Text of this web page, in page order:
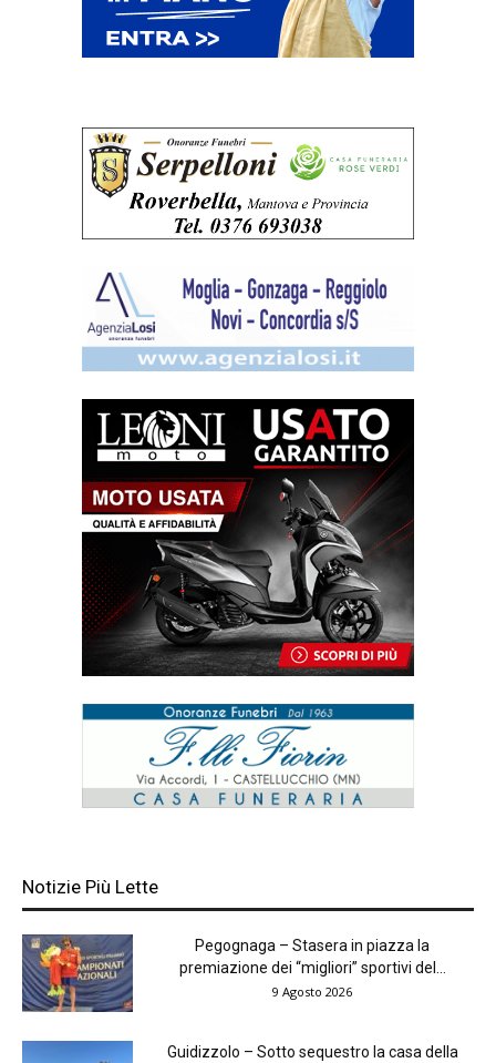
Notizie Più Lette
Pegognaga – Stasera in piazza la
premiazione dei “migliori” sportivi del...
9 Agosto 2026
Guidizzolo – Sotto sequestro la casa della